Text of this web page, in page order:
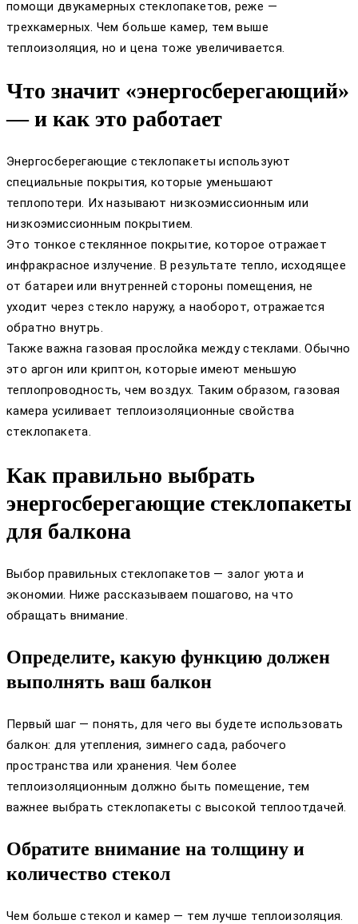
помощи двукамерных стеклопакетов, реже —
трехкамерных. Чем больше камер, тем выше
теплоизоляция, но и цена тоже увеличивается.
Что значит «энергосберегающий»
— и как это работает
Энергосберегающие стеклопакеты используют
специальные покрытия, которые уменьшают
теплопотери. Их называют низкоэмиссионным или
низкоэмиссионным покрытием.
Это тонкое стеклянное покрытие, которое отражает
инфракрасное излучение. В результате тепло, исходящее
от батареи или внутренней стороны помещения, не
уходит через стекло наружу, а наоборот, отражается
обратно внутрь.
Также важна газовая прослойка между стеклами. Обычно
это аргон или криптон, которые имеют меньшую
теплопроводность, чем воздух. Таким образом, газовая
камера усиливает теплоизоляционные свойства
стеклопакета.
Как правильно выбрать
энергосберегающие стеклопакеты
для балкона
Выбор правильных стеклопакетов — залог уюта и
экономии. Ниже рассказываем пошагово, на что
обращать внимание.
Определите, какую функцию должен
выполнять ваш балкон
Первый шаг — понять, для чего вы будете использовать
балкон: для утепления, зимнего сада, рабочего
пространства или хранения. Чем более
теплоизоляционным должно быть помещение, тем
важнее выбрать стеклопакеты с высокой теплоотдачей.
Обратите внимание на толщину и
количество стекол
Чем больше стекол и камер — тем лучше теплоизоляция.